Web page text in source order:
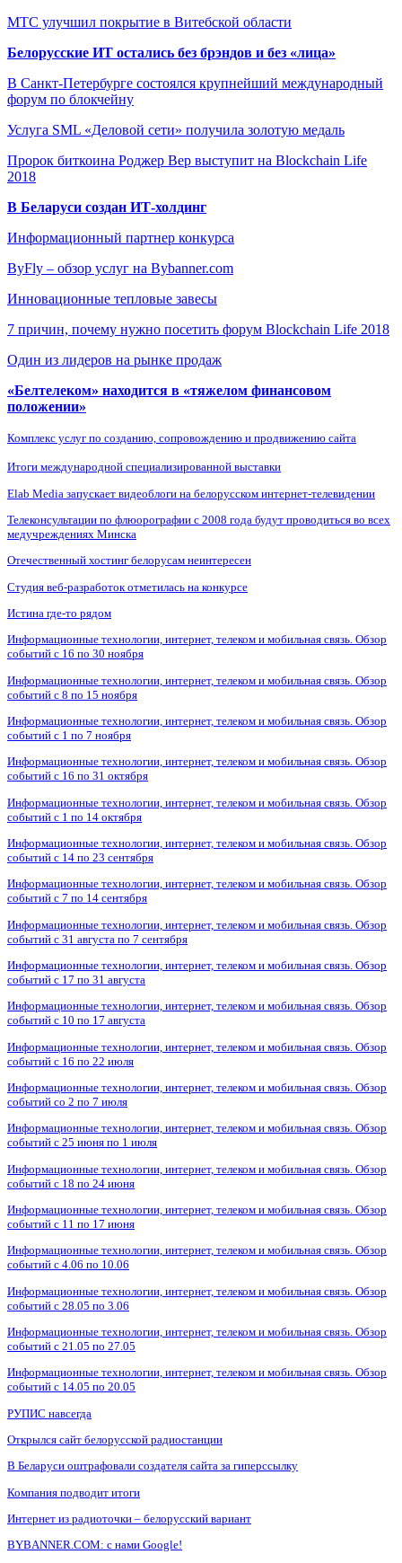
МТС улучшил покрытие в Витебской области
Белорусские ИТ остались без брэндов и без «лица»
В Санкт-Петербурге состоялся крупнейший международный
форум по блокчейну
Услуга SML «Деловой сети» получила золотую медаль
Пророк биткоина Роджер Вер выступит на Blockchain Life
2018
В Беларуси создан ИТ-холдинг
Информационный партнер конкурса
ByFly – обзор услуг на Bybanner.com
Инновационные тепловые завесы
7 причин, почему нужно посетить форум Blockchain Life 2018
Один из лидеров на рынке продаж
«Белтелеком» находится в «тяжелом финансовом
положении»
Комплекс услуг по созданию, сопровождению и продвижению сайта
Итоги международной специализированной выставки
Elab Media запускает видеоблоги на белорусском интернет-телевидении
Телеконсультации по флюорографии с 2008 года будут проводиться во всех
медучреждениях Минска
Отечественный хостинг белорусам неинтересен
Студия веб-разработок отметилась на конкурсе
Истина где-то рядом
Информационные технологии, интернет, телеком и мобильная связь. Обзор
событий с 16 по 30 ноября
Информационные технологии, интернет, телеком и мобильная связь. Обзор
событий с 8 по 15 ноября
Информационные технологии, интернет, телеком и мобильная связь. Обзор
событий с 1 по 7 ноября
Информационные технологии, интернет, телеком и мобильная связь. Обзор
событий с 16 по 31 октября
Информационные технологии, интернет, телеком и мобильная связь. Обзор
событий с 1 по 14 октября
Информационные технологии, интернет, телеком и мобильная связь. Обзор
событий с 14 по 23 сентября
Информационные технологии, интернет, телеком и мобильная связь. Обзор
событий с 7 по 14 сентября
Информационные технологии, интернет, телеком и мобильная связь. Обзор
событий с 31 августа по 7 сентября
Информационные технологии, интернет, телеком и мобильная связь. Обзор
событий с 17 по 31 августа
Информационные технологии, интернет, телеком и мобильная связь. Обзор
событий с 10 по 17 августа
Информационные технологии, интернет, телеком и мобильная связь. Обзор
событий с 16 по 22 июля
Информационные технологии, интернет, телеком и мобильная связь. Обзор
событий со 2 по 7 июля
Информационные технологии, интернет, телеком и мобильная связь. Обзор
событий с 25 июня по 1 июля
Информационные технологии, интернет, телеком и мобильная связь. Обзор
событий с 18 по 24 июня
Информационные технологии, интернет, телеком и мобильная связь. Обзор
событий с 11 по 17 июня
Информационные технологии, интернет, телеком и мобильная связь. Обзор
событий с 4.06 по 10.06
Информационные технологии, интернет, телеком и мобильная связь. Обзор
событий с 28.05 по 3.06
Информационные технологии, интернет, телеком и мобильная связь. Обзор
событий с 21.05 по 27.05
Информационные технологии, интернет, телеком и мобильная связь. Обзор
событий с 14.05 по 20.05
РУПИС навсегда
Открылся сайт белорусской радиостанции
В Беларуси оштрафовали создателя сайта за гиперссылку
Компания подводит итоги
Интернет из радиоточки – белорусский вариант
BYBANNER.COM: c нами Google!